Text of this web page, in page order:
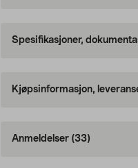
Spesifikasjoner,
Kjøpsinformasjon,
Anmeldelser (33)